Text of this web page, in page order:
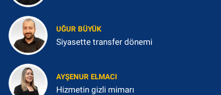
UĞUR BÜYÜK
Siyasette transfer dönemi
AYŞENUR ELMACI
Hizmetin gizli mimarı